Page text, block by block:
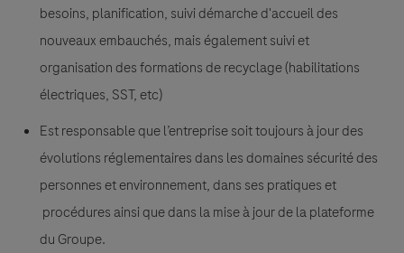
besoins, planification, suivi démarche d'accueil des
nouveaux embauchés, mais également suivi et
organisation des formations de recyclage (habilitations
électriques, SST, etc)
Est responsable que l’entreprise soit toujours à jour des
évolutions réglementaires dans les domaines sécurité des
personnes et environnement, dans ses pratiques et
procédures ainsi que dans la mise à jour de la plateforme
du Groupe.